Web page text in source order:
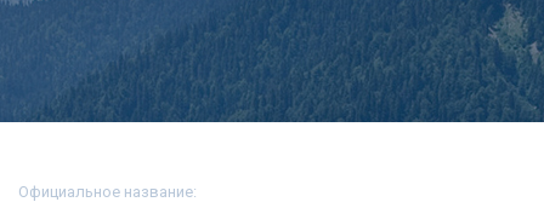
Официальное название: